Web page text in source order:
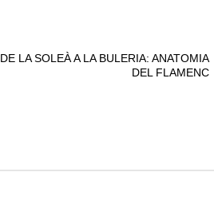
DE LA SOLEÀ A LA BULERIA: ANATOMIA
DEL FLAMENC